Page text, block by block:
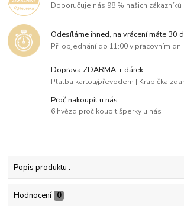
Doporučuje nás 98 % našich zákazníků
Odesíláme ihned, na vrácení máte 30
Při objednání do 11:00 v pracovním dni
Doprava ZDARMA + dárek
Platba kartou/převodem | Krabička
Proč nakoupit u nás
6 hvězd proč koupit šperky u nás
Popis produktu :
Hodnocení 0